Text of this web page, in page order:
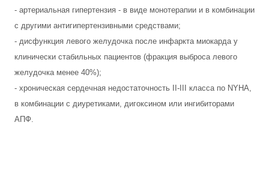
- артериальная гипертензия - в виде монотерапии и в комбинации
с другими антигипертензивными средствами;
- дисфункция левого желудочка после инфаркта миокарда у
клинически стабильных пациентов (фракция выброса левого
желудочка менее 40%);
- хроническая сердечная недостаточность II-III класса по NYHA,
в комбинации с диуретиками, дигоксином или ингибиторами
АПФ.